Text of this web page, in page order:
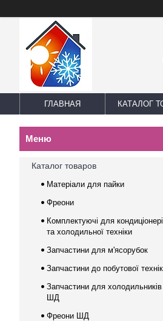
ГЛАВНАЯ КАТАЛОГ
Каталог товаров
Матеріали для пайки
Фреони
Комплектуючі для
та холодильної техніки
Запчастини для м'ясорубок
Запчастини до побутової
Запчастини для холодильників
ШД
Фреони ШД